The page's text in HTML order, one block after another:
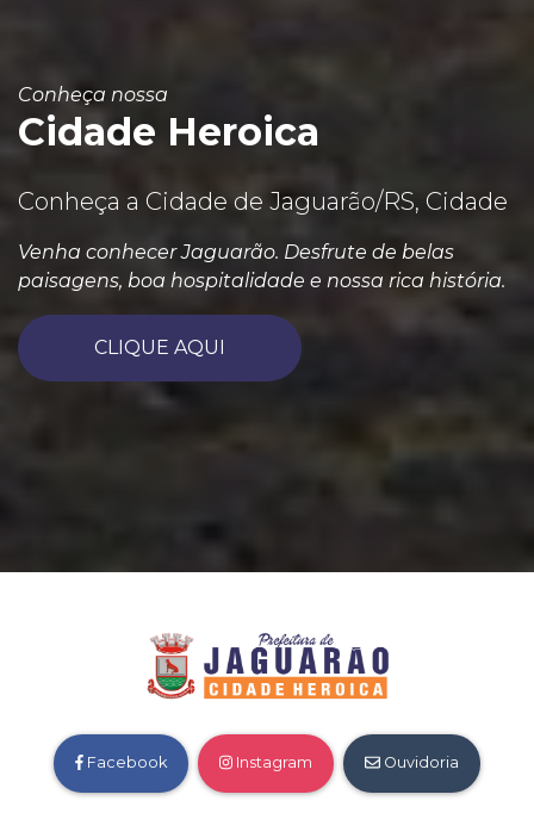
Conheça nossa
Cidade Heroica
Conheça a Cidade de Jaguarão/RS, Cidade
Venha conhecer Jaguarão. Desfrute de belas
paisagens, boa hospitalidade e nossa rica história.
CLIQUE AQUI
Facebook Instagram Ouvidoria